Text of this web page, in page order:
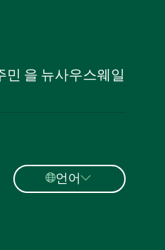
을 뉴사우스웨일
언어